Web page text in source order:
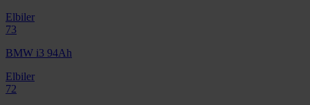
Elbiler
73
BMW i3 94Ah
Elbiler
72